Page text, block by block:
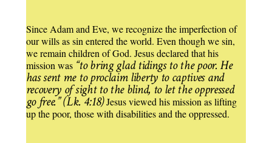
Since Adam and Eve, we recognize the imperfection of
our wills as sin entered the world. Even though we sin,
we remain children of God. Jesus declared that his
mission was “to bring glad tidings to the poor. He
has sent me to proclaim liberty to captives and
recovery of sight to the blind, to let the oppressed
go free.” (Lk. 4:18)Jesus viewed his mission as lifting
up the poor, those with disabilities and the oppressed.